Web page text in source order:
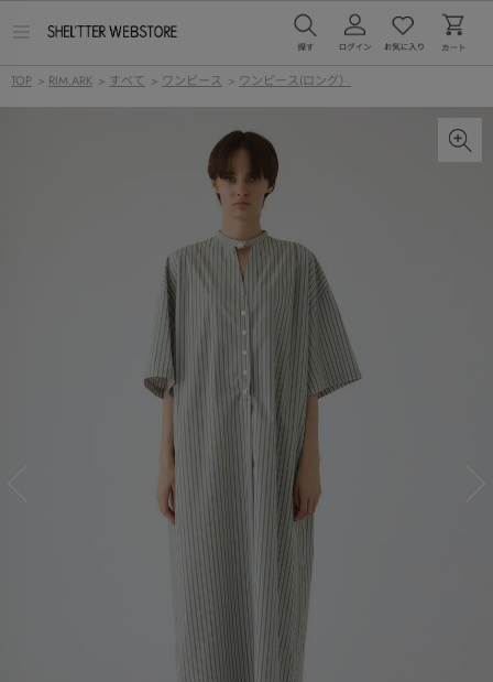
ー
を
TOP > RIM.ARK > すべて > ワンピース > ワンピース(ロング）